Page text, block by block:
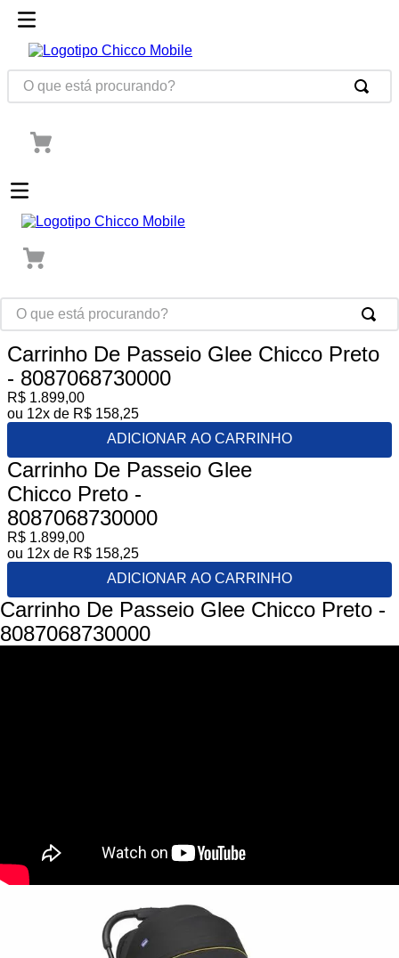
Carrinho De Passeio Glee Chicco Preto
- 8087068730000
R$ 1.899,00
ou 12x de R$ 158,25
ADICIONAR AO CARRINHO
Carrinho De Passeio Glee
Chicco Preto -
8087068730000
R$ 1.899,00
ou 12x de R$ 158,25
ADICIONAR AO CARRINHO
Carrinho De Passeio Glee Chicco Preto -
8087068730000